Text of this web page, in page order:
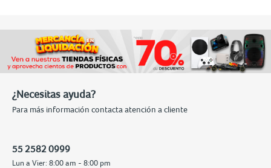
¿Necesitas ayuda?
Para más información contacta atención a cliente
55 2582 0999
Lun a Vier: 8:00 am - 8:00 pm